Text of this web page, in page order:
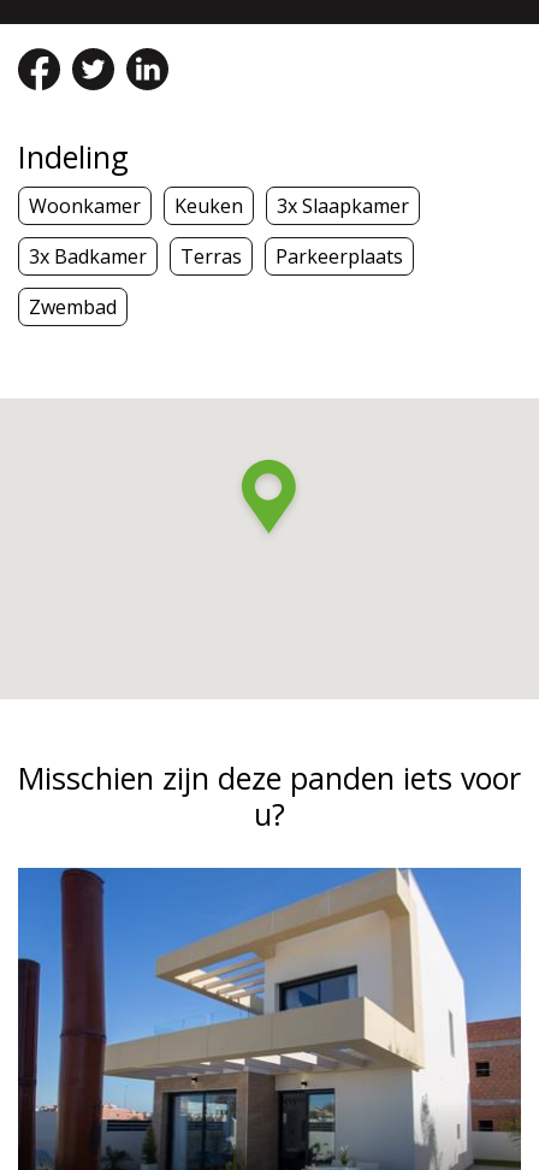
Indeling
Woonkamer Keuken
3x Slaapkamer
3x Badkamer
Terras
Parkeerplaats
Zwembad
Misschien zijn deze panden iets voor
u?